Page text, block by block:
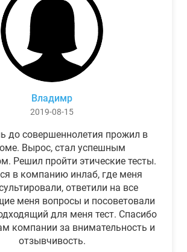
Владимр
2019-08-15
до совершеннолетия прожил в
Вырос, стал успешным
Решил пройти этические тесты.
в компанию инлаб, где меня
ответили на все
меня вопросы и посоветовали
для меня тест. Спасибо
компании за внимательность и
отзывчивость.